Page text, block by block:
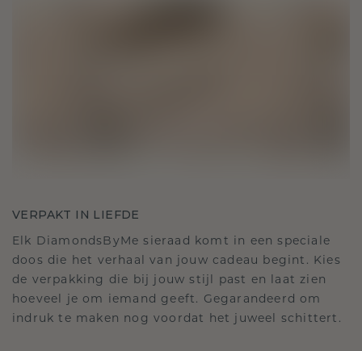
VERPAKT IN LIEFDE
Elk DiamondsByMe sieraad komt in een speciale
doos die het verhaal van jouw cadeau begint. Kies
de verpakking die bij jouw stijl past en laat zien
hoeveel je om iemand geeft. Gegarandeerd om
indruk te maken nog voordat het juweel schittert.